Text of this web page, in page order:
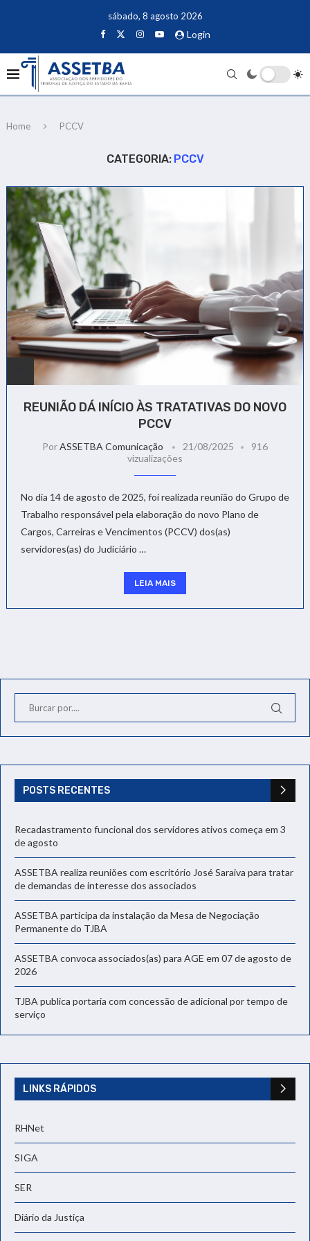
sábado, 8 agosto 2026
Login
Home PCCV
CATEGORIA: PCCV
REUNIÃO DÁ INÍCIO ÀS TRATATIVAS DO NOVO
PCCV
PorASSETBA Comunicação 21/08/2025
916
vizualizações
No dia 14 de agosto de 2025, foi realizada reunião do Grupo de
Trabalho responsável pela elaboração do novo Plano de
Cargos, Carreiras e Vencimentos (PCCV) dos(as)
servidores(as) do Judiciário …
LEIA MAIS
POSTS RECENTES
Recadastramento funcional dos servidores ativos começa em 3
de agosto
ASSETBA realiza reuniões com escritório José Saraiva para tratar
de demandas de interesse dos associados
ASSETBA participa da instalação da Mesa de Negociação
Permanente do TJBA
ASSETBA convoca associados(as) para AGE em 07 de agosto de
2026
TJBA publica portaria com concessão de adicional por tempo de
serviço
LINKS RÁPIDOS
RHNet
SIGA
SER
Diário da Justiça